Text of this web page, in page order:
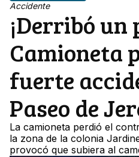
Accidente
¡Derribó un
Camioneta
fuerte
Paseo de
La camioneta perdió el
la zona de la colonia
provocó que subiera al